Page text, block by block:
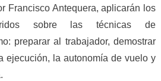
Francisco Antequera, aplicarán los
sobre las técnicas de
preparar al trabajador, demostrar
ejecución, la autonomía de vuelo y